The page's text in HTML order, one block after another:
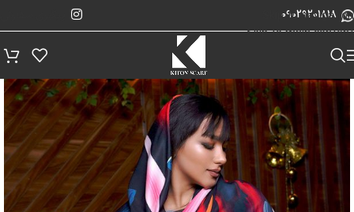
Skip to navigation
Skip to main content
09029201818